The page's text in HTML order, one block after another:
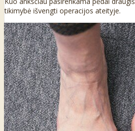
tikimybė išvengti operacijos ateityje.